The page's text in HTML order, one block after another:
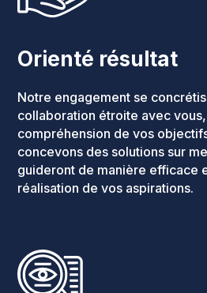
Orienté résultat
Notre engagement se
collaboration étroite avec
compréhension de vos
concevons des solutions sur
guideront de manière efficace
réalisation de vos aspirations.